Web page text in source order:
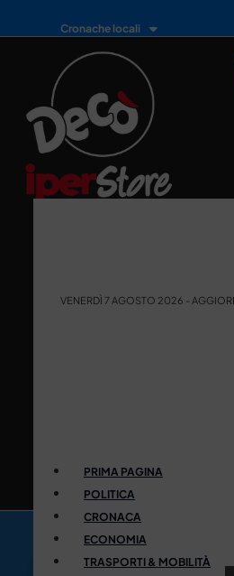
Cronache locali
VENERDÌ 7 AGOSTO 2026 -
PRIMA PAGINA
POLITICA
CRONACA
ECONOMIA
TRASPORTI & MOBILITÀ